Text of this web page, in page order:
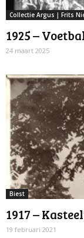
Collectie Argus | Frits
1925 –
24 maart 2025
Biest
1917 –
19 februari 2021